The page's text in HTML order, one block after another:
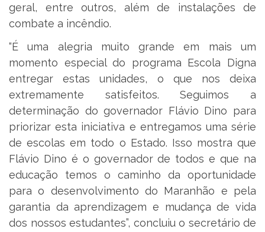
geral, entre outros, além de instalações de
combate a incêndio.
“É uma alegria muito grande em mais um
momento especial do programa Escola Digna
entregar estas unidades, o que nos deixa
extremamente satisfeitos. Seguimos a
determinação do governador Flávio Dino para
priorizar esta iniciativa e entregamos uma série
de escolas em todo o Estado. Isso mostra que
Flávio Dino é o governador de todos e que na
educação temos o caminho da oportunidade
para o desenvolvimento do Maranhão e pela
garantia da aprendizagem e mudança de vida
dos nossos estudantes”, concluiu o secretário de